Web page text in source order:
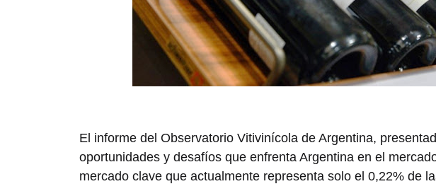
El informe del Observatorio Vitivinícola de Argentina,
oportunidades y desafíos que enfrenta Argentina en el
mercado clave que actualmente representa solo el 0,22% de